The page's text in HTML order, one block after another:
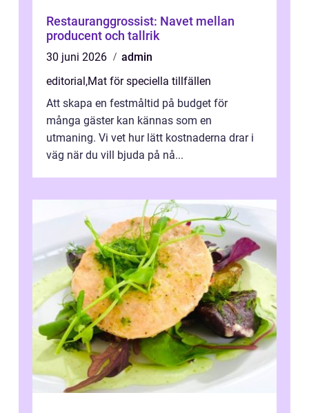
Restauranggrossist: Navet mellan
producent och tallrik
30 juni 2026
admin
editorial,Mat för speciella tillfällen
Att skapa en festmåltid på budget för
många gäster kan kännas som en
utmaning. Vi vet hur lätt kostnaderna drar i
väg när du vill bjuda på nå...